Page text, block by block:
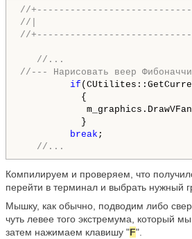
//
//|
//--- Нарисовать веер Фибоначчи
if
{
}
break ;
//...
Компилируем и проверяем, что
перейти в терминал и выбрать нужный
Мышку, как обычно, подводим либо
чуть левее того экстремума, который
затем нажимаем клавишу "F".